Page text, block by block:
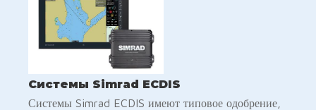
Системы Simrad ECDIS
Системы Simrad ECDIS имеют типовое одобрение,